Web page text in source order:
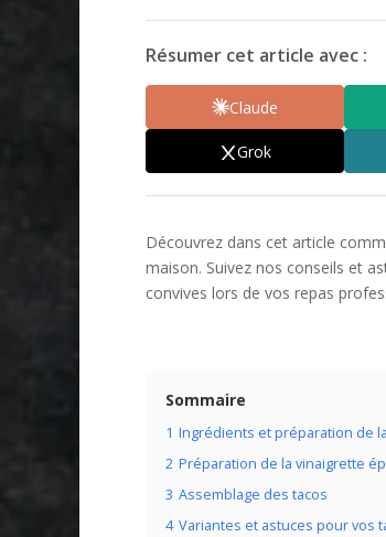
Résumer cet article avec :
Claude
Grok
Découvrez dans cet article
maison. Suivez nos conseils et
convives lors de vos repas
Sommaire
1 Ingrédients et préparation de
2 Préparation de la vinaigrette
3 Assemblage des tacos
4 Variantes et astuces pour vos